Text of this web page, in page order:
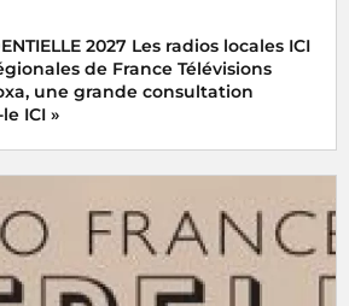
2027 Les radios locales ICI
de France Télévisions
une grande consultation
ICI »